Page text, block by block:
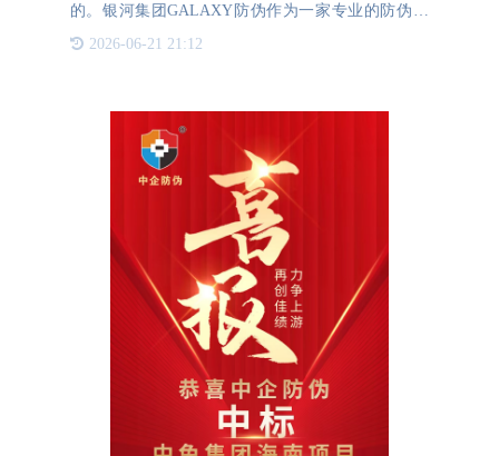
的。银河集团GALAXY防伪作为一家专业的防伪技
证。我们采用多种先进的防伪工艺，确保每一张合格
2026-06-21 21:12